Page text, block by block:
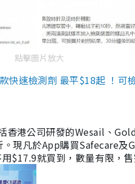
點擊圖片放大
快速檢測劑 最平$18起 ！
香港公司研發的Wesail、
現凡於App購買Safecare
$17.9就買到，數量有限，售